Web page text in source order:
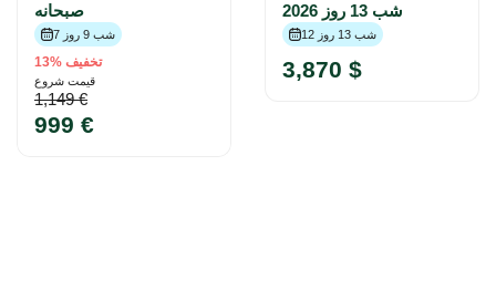
صبحانه
7 شب 9 روز
تخفیف %13
قیمت شروع
1,149 €
999 €
شب 13 روز 2026
12 شب 13 روز
3,870 $